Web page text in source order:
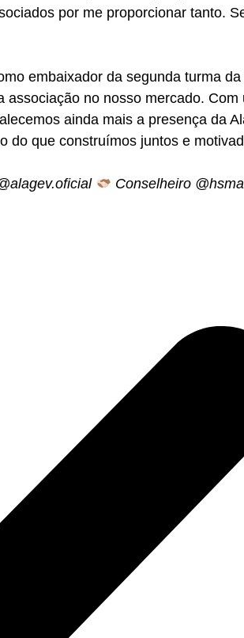
por me proporcionar tanto.
embaixador da segunda turma
no nosso mercado.
ainda mais a presença da
que construímos juntos e
Conselheiro